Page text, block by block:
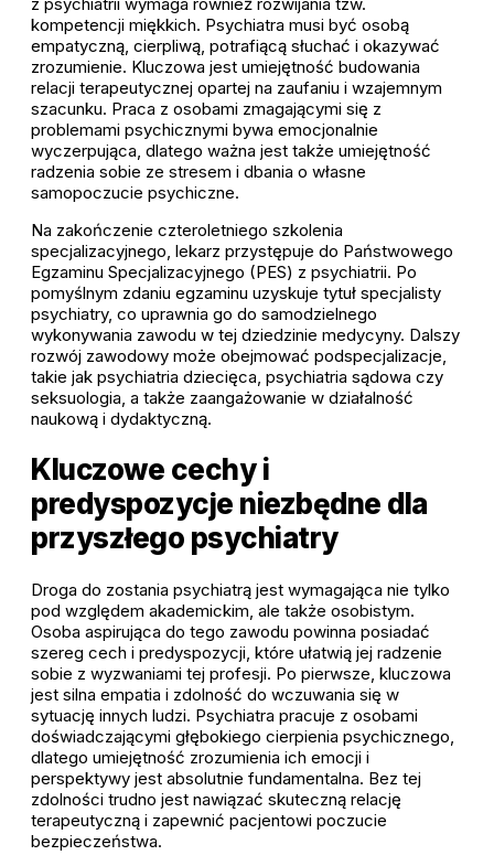
kompetencji miękkich. Psychiatra musi być osobą
empatyczną, cierpliwą, potrafiącą słuchać i okazywać
zrozumienie. Kluczowa jest umiejętność budowania
relacji terapeutycznej opartej na zaufaniu i wzajemnym
szacunku. Praca z osobami zmagającymi się z
problemami psychicznymi bywa emocjonalnie
wyczerpująca, dlatego ważna jest także umiejętność
radzenia sobie ze stresem i dbania o własne
samopoczucie psychiczne.
Na zakończenie czteroletniego szkolenia
specjalizacyjnego, lekarz przystępuje do Państwowego
Egzaminu Specjalizacyjnego (PES) z psychiatrii. Po
pomyślnym zdaniu egzaminu uzyskuje tytuł specjalisty
psychiatry, co uprawnia go do samodzielnego
wykonywania zawodu w tej dziedzinie medycyny. Dalszy
rozwój zawodowy może obejmować podspecjalizacje,
takie jak psychiatria dziecięca, psychiatria sądowa czy
seksuologia, a także zaangażowanie w działalność
naukową i dydaktyczną.
Kluczowe cechy i
predyspozycje niezbędne dla
przyszłego psychiatry
Droga do zostania psychiatrą jest wymagająca nie tylko
pod względem akademickim, ale także osobistym.
Osoba aspirująca do tego zawodu powinna posiadać
szereg cech i predyspozycji, które ułatwią jej radzenie
sobie z wyzwaniami tej profesji. Po pierwsze, kluczowa
jest silna empatia i zdolność do wczuwania się w
sytuację innych ludzi. Psychiatra pracuje z osobami
doświadczającymi głębokiego cierpienia psychicznego,
dlatego umiejętność zrozumienia ich emocji i
perspektywy jest absolutnie fundamentalna. Bez tej
zdolności trudno jest nawiązać skuteczną relację
terapeutyczną i zapewnić pacjentowi poczucie
bezpieczeństwa.